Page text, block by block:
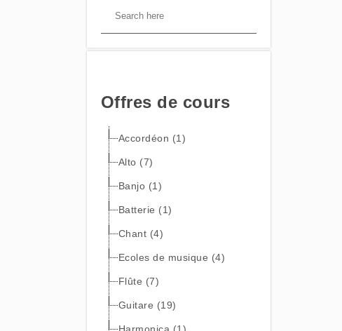
Offres de cours
Accordéon (1)
Alto (7)
Banjo (1)
Batterie (1)
Chant (4)
Ecoles de musique (4)
Flûte (7)
Guitare (19)